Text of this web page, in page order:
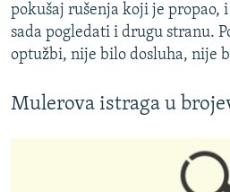
pokušaj rušenja koji je propao,
sada pogledati i drugu stranu.
optužbi, nije bilo dosluha, nije
Mulerova istraga u